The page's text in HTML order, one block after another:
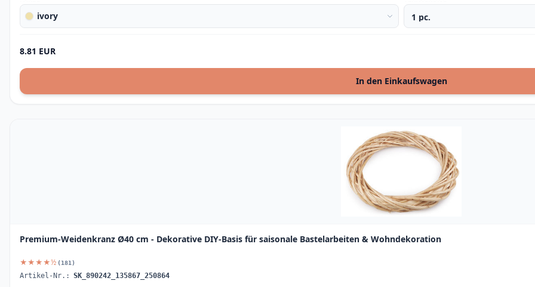
ivory
8.81 EUR
In den Einkaufswagen
Premium-Weidenkranz Ø40 cm - Dekorative DIY-Basis für saisonale Bastelarbeiten & Wohndekoration
★★★★½ (181)
Artikel-Nr.: SK_890242_135867_250864